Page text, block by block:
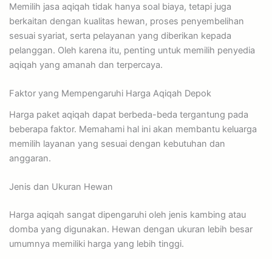
Memilih jasa aqiqah tidak hanya soal biaya, tetapi juga
berkaitan dengan kualitas hewan, proses penyembelihan
sesuai syariat, serta pelayanan yang diberikan kepada
pelanggan. Oleh karena itu, penting untuk memilih penyedia
aqiqah yang amanah dan terpercaya.
Faktor yang Mempengaruhi Harga Aqiqah Depok
Harga paket aqiqah dapat berbeda-beda tergantung pada
beberapa faktor. Memahami hal ini akan membantu keluarga
memilih layanan yang sesuai dengan kebutuhan dan
anggaran.
Jenis dan Ukuran Hewan
Harga aqiqah sangat dipengaruhi oleh jenis kambing atau
domba yang digunakan. Hewan dengan ukuran lebih besar
umumnya memiliki harga yang lebih tinggi.